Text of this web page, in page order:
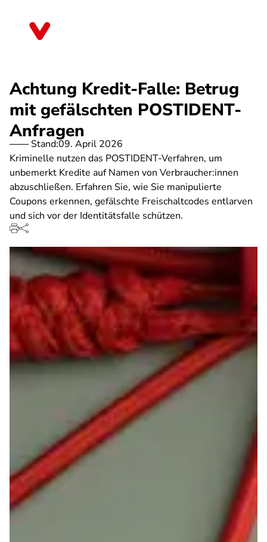
Achtung Kredit-Falle: Betrug
mit gefälschten POSTIDENT-
Anfragen
Stand:09. April 2026
Kriminelle nutzen das POSTIDENT-Verfahren, um
unbemerkt Kredite auf Namen von Verbraucher:innen
abzuschließen. Erfahren Sie, wie Sie manipulierte
Coupons erkennen, gefälschte Freischaltcodes entlarven
und sich vor der Identitätsfalle schützen.